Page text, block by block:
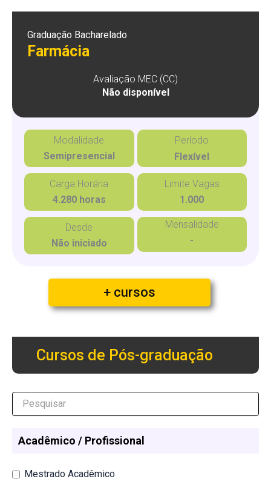
Graduação Bacharelado
Farmácia
Avaliação MEC (CC)
Não disponível
Modalidade
Semipresencial
Período
Flexível
Carga Horária
4.280 horas
Limite Vagas
1.000
Desde
Não iniciado
Mensalidade
-
+ cursos
Cursos de Pós-graduação
Acadêmico / Profissional
Mestrado Acadêmico